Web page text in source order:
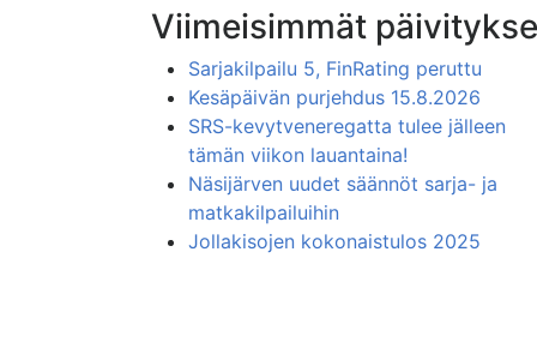
Viimeisimmät
Sarjakilpailu 5, FinRating peruttu
Kesäpäivän purjehdus 15.8.2026
SRS-kevytveneregatta tulee jälleen
tämän viikon lauantaina!
Näsijärven uudet säännöt sarja- ja
matkakilpailuihin
Jollakisojen kokonaistulos 2025